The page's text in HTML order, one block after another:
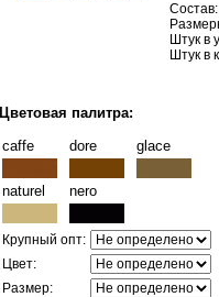
Штук в
Штук в
Цветовая палитра:
caffe
dore glace
naturel nero
Крупный опт:
Цвет:
Размер: